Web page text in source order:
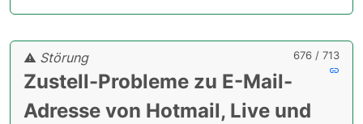
676 / 713
Störung
Zustell-Probleme zu E-Mail-
Adresse von Hotmail, Live und